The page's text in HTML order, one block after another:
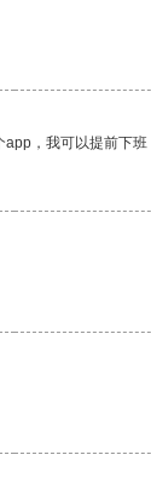
，我可以提前下班